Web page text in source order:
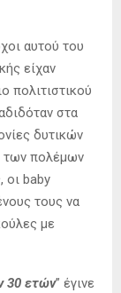
αυτού του
είχαν
πολιτιστικού
στα
δυτικών
των πολέμων
οι baby
τους να
με
30 ετών” έγινε